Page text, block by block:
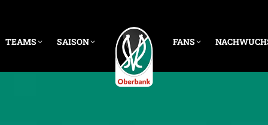
TEAMS SAISON FANS